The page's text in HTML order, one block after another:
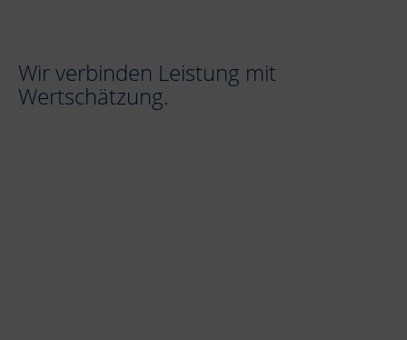
Wir verbinden Leistung mit
Wertschätzung.